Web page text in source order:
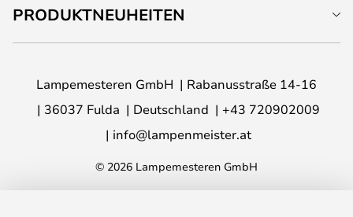
PRODUKTNEUHEITEN
Lampemesteren GmbH
Rabanusstraße 14-16
36037 Fulda
Deutschland
+43 720902009
info@lampenmeister.at
© 2026 Lampemesteren GmbH